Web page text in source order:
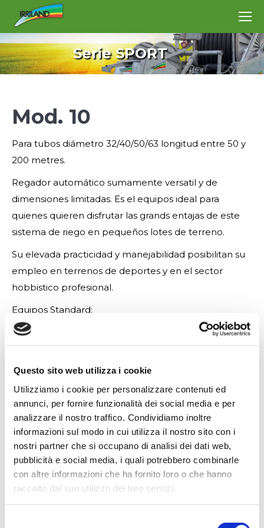
Questo sito web utilizza i cookie
Utilizziamo i cookie per personalizzare contenuti ed
annunci, per fornire funzionalità dei social media e per
analizzare il nostro traffico. Condividiamo inoltre
informazioni sul modo in cui utilizza il nostro sito con i
nostri partner che si occupano di analisi dei dati web,
pubblicità e social media, i quali potrebbero combinarle
con altre informazioni che ha fornito loro o che hanno
raccolto dal suo utilizzo dei loro servizi.
Serie SPORT
Mod. 10
Para tubos diámetro 32/40/50/63 longitud entre 50 y
200 metres.
Regador automático sumamente versatil y de
dimensiones limitadas. Es el equipos ideal para
quienes quieren disfrutar las grands entajas de este
sistema de riego en pequeños lotes de terreno.
Su elevada practicidad y manejabilidad posibilitan su
empleo en terrenos de deportes y en el sector
hobbistico profesional.
Equipos Standard:
– Estructura y bobina galvanizadas en caliente;
– Freno automático;
– Stop de enrollado
– Trineo porta cañon con 2 ruedas
– Cañon con serie de boquillas;
posicion de traspuerto
– Tubo flexible de uniòn 2 m con acoples;
– Barra de direciòn para enganche al tractor
– Sistema guiado manguera con tornillo sin fin
– Marcaje y certificación CE.
– Accionamiento por medio de turbina parcializada